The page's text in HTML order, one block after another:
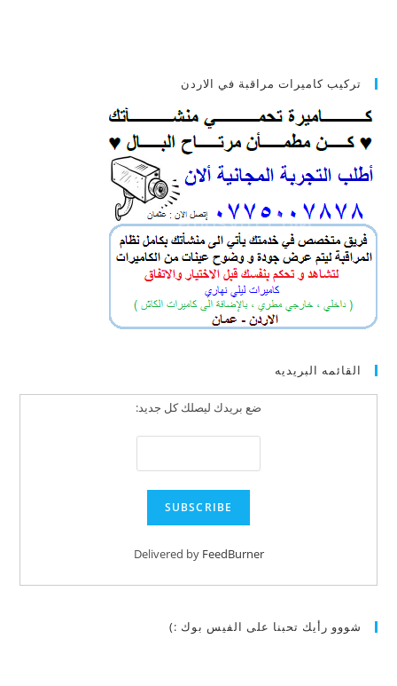
تركيب كاميرات مراقبة في الاردن
القائمه البريديه
ضع بريدك ليصلك كل جديد:
Delivered by FeedBurner
شووو رأيك تحبنا على الفيس بوك :)